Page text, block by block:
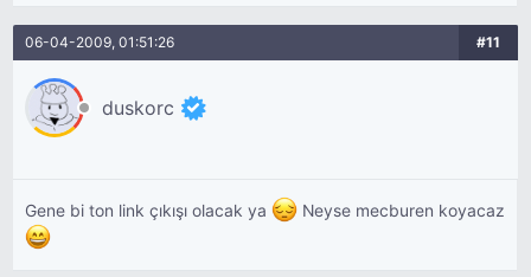
06-04-2009, 01:51:26 #11
duskorc
Gene bi ton link çıkışı olacak ya Neyse mecburen koyacaz